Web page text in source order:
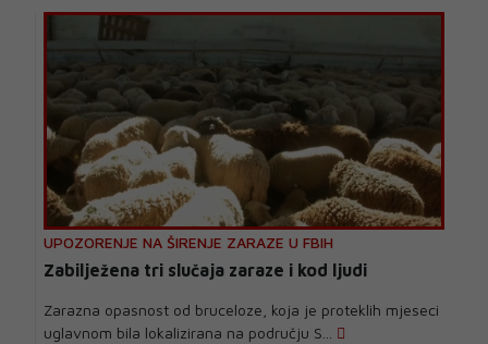
UPOZORENJE NA ŠIRENJE ZARAZE U FBIH
Zabilježena tri slučaja zaraze i kod ljudi
Zarazna opasnost od bruceloze, koja je proteklih mjeseci
uglavnom bila lokalizirana na području S...